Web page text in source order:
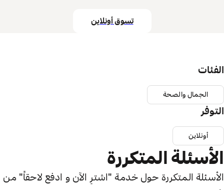
تسوق أونلاين
الفئات
الجمال والصحة
التوفر
أونلاين
الأسئلة المتكررة
الأسئلة المتكررة حول خدمة "اشترِ الآن و ادفع لاحقاً" من